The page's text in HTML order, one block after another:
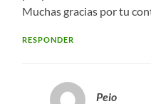
Muchas gracias por tu
RESPONDER
Peio